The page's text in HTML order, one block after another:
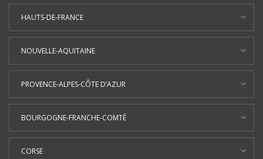
HAUTS-DE-FRANCE
NOUVELLE-AQUITAINE
PROVENCE-ALPES-CÔTE D’AZUR
BOURGOGNE-FRANCHE-COMTÉ
CORSE